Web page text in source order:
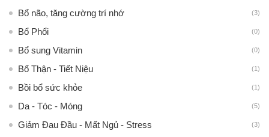
Bổ não, tăng cường trí nhớ (3)
Bổ Phổi (0)
Bổ sung Vitamin (0)
Bổ Thận - Tiết Niệu (1)
Bồi bổ sức khỏe (1)
Da - Tóc - Móng (5)
Giảm Đau Đầu - Mất Ngủ - Stress (3)